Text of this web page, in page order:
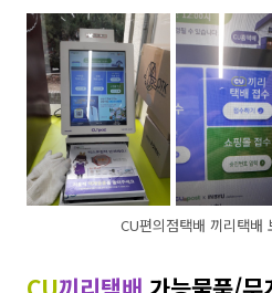
CU편의점택배 끼리택배